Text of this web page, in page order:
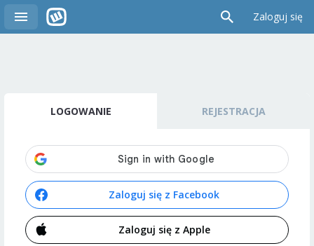
Zaloguj się
LOGOWANIE REJESTRACJA
Zaloguj się z Facebook
Zaloguj się z Apple